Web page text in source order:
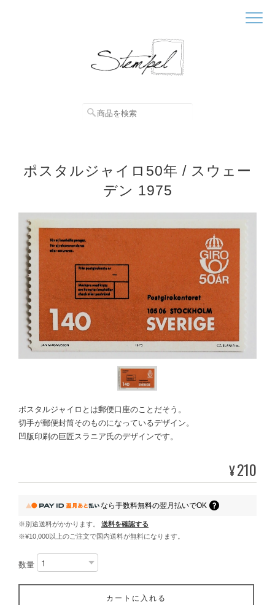
ポスタルジャイロ50年 / スウェー
デン 1975
ポスタルジャイロとは郵便口座のことだそう。
切手が郵便封筒そのものになっているデザイン。
凹版印刷の巨匠スラニア氏のデザインです。
¥210
なら手数料無料の翌月払いでOK
※別途送料がかかります。
送料を確認する
※¥10,000以上のご注文で国内送料が無料になります。
数量
カートに入れる